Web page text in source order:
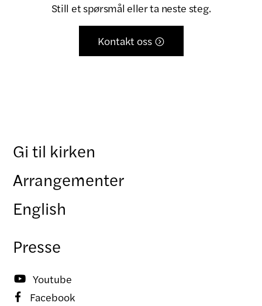
Still et spørsmål eller ta neste steg.
Kontakt oss 
Gi til kirken
Arrangementer
English
Presse
 Youtube
 Facebook